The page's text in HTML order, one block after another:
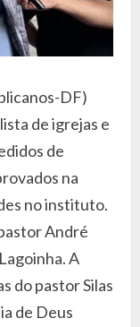
DF)
de igrejas e
de
na
no instituto.
André
A
do pastor Silas
de Deus